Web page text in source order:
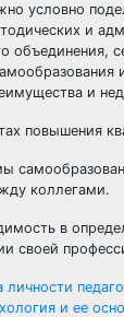
условно
и
и
повышения
коллегами.
в
своей
личности
и ее